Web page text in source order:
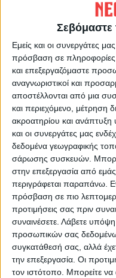
Σεβόμαστε
Εμείς και οι συνεργάτες
πρόσβαση σε
και επεξεργαζόμαστε
αναγνωριστικοί και
αποστέλλονται από μια
και περιεχόμενο, μέτρηση
ακροατηρίου και ανάπτυξη
και οι συνεργάτες μας
δεδομένα γεωγραφικής
σάρωσης συσκευών.
στην επεξεργασία από
περιγράφεται παραπάνω.
πρόσβαση σε πιο
προτιμήσεις σας πριν
συναινέσετε. Λάβετε υπόψη
προσωπικών σας
συγκατάθεσή σας, αλλά
την επεξεργασία. Οι
τον ιστότοπο. Μπορείτε να
συνδιοργανώνουν
Περιφέρεια
Εμπορικός